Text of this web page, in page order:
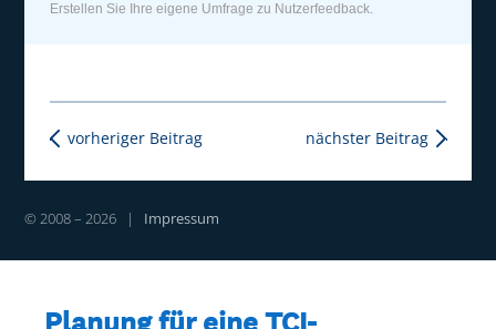
Erstellen Sie Ihre eigene Umfrage zu Nutzerfeedback.
vorheriger Beitrag nächster Beitrag
© 2008 – 2026 | Impressum